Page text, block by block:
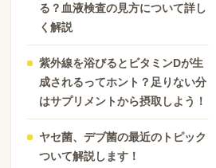
る？血液検査の見方について詳し
く解説
紫外線を浴びるとビタミンDが生
成されるってホント？足りない分
はサプリメントから摂取しよう！
ヤセ菌、デブ菌の最近のトピック
ついて解説します！